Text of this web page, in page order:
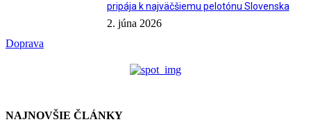
Doprava
pripája k najväčšiemu pelotónu Slovenska
2. júna 2026
NAJNOVŠIE ČLÁNKY